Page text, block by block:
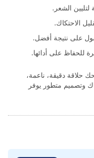
لتليين الشعر.
الاحتكاك.
على نتيجة أفضل.
للحفاظ على أدائها.
تمنحك حلاقة دقيقة، ناعمة،
وتصميم متطور يوفر